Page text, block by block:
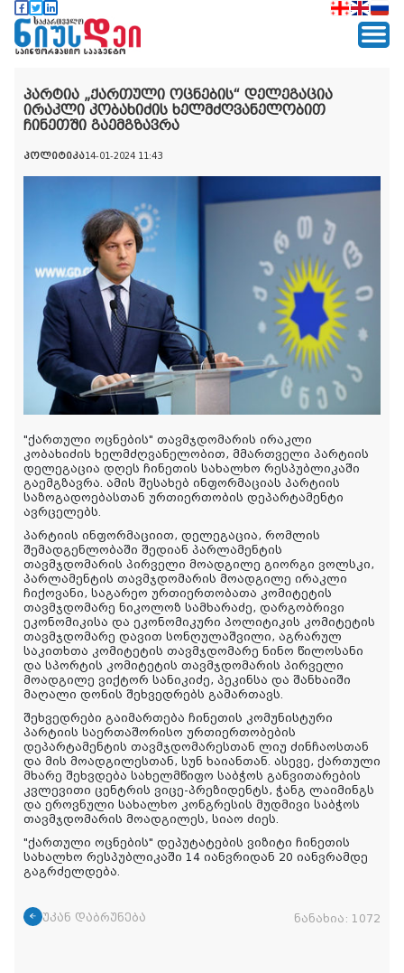
პარტია „ქართული ოცნების“ დელეგაცია
ირაკლი კობახიძის ხელმძღვანელობით
ჩინეთში გაემგზავრა
პოლიტიკა14-01-2024 11:43
"ქართული ოცნების" თავმჯდომარის ირაკლი
კობახიძის ხელმძღვანელობით, მმართველი პარტიის
დელეგაცია დღეს ჩინეთის სახალხო რესპუბლიკაში
გაემგზავრა. ამის შესახებ ინფორმაციას პარტიის
საზოგადოებასთან ურთიერთობის დეპარტამენტი
ავრცელებს.
პარტიის ინფორმაციით, დელეგაცია, რომლის
შემადგენლობაში შედიან პარლამენტის
თავმჯდომარის პირველი მოადგილე გიორგი ვოლსკი,
პარლამენტის თავმჯდომარის მოადგილე ირაკლი
ჩიქოვანი, საგარეო ურთიერთობათა კომიტეტის
თავმჯდომარე ნიკოლოზ სამხარაძე, დარგობრივი
ეკონომიკისა და ეკონომიკური პოლიტიკის კომიტეტის
თავმჯდომარე დავით სონღულაშვილი, აგრარულ
საკითხთა კომიტეტის თავმჯდომარე ნინო წილოსანი
და სპორტის კომიტეტის თავმჯდომარის პირველი
მოადგილე ვიქტორ სანიკიძე, პეკინსა და შანხაიში
მაღალი დონის შეხვედრებს გამართავს.
შეხვედრები გაიმართება ჩინეთის კომუნისტური
პარტიის საერთაშორისო ურთიერთობების
დეპარტამენტის თავმჯდომარესთან ლიუ ძინჩაოსთან
და მის მოადგილესთან, სუნ ხაიანთან. ასევე, ქართული
მხარე შეხვდება სახელმწიფო საბჭოს განვითარების
კვლევითი ცენტრის ვიცე-პრეზიდენტს, ჭანგ ლაიმინგს
და ეროვნული სახალხო კონგრესის მუდმივი საბჭოს
თავმჯდომარის მოადგილეს, სიაო ძიეს.
"ქართული ოცნების" დეპუტატების ვიზიტი ჩინეთის
სახალხო რესპუბლიკაში 14 იანვრიდან 20 იანვრამდე
გაგრძელდება.
უკან დაბრუნება ნანახია: 1072